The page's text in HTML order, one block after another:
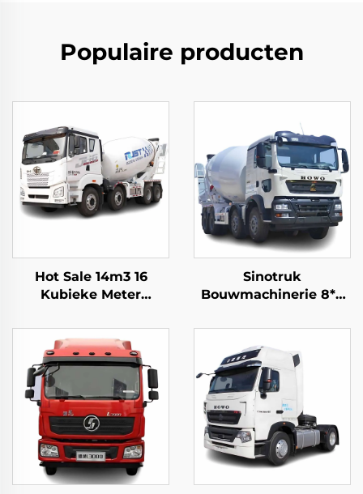
Populaire producten
Hot Sale 14m3 16
Kubieke Meter
Cementmixer Trucks
FAW Hydraulische
Pompen Betonmixer
Truck Op Voorraad
Sinotruk
Bouwmachinerie 8*4
340pk 10/12/14 Kubieke
Meter Betonmixer
Trucks